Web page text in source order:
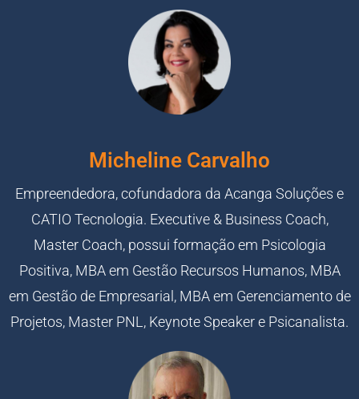
Micheline Carvalho
Empreendedora, cofundadora da Acanga Soluções e
CATIO Tecnologia. Executive & Business Coach,
Master Coach, possui formação em Psicologia
Positiva, MBA em Gestão Recursos Humanos, MBA
em Gestão de Empresarial, MBA em Gerenciamento de
Projetos, Master PNL, Keynote Speaker e Psicanalista.